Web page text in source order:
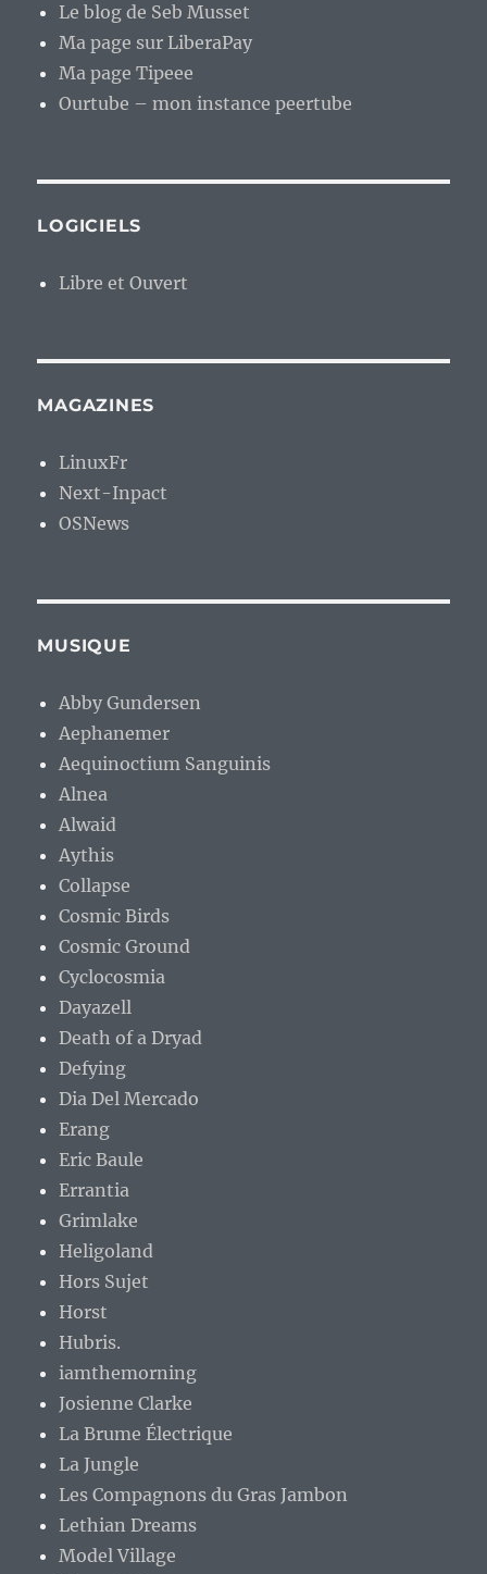
Le blog de Seb Musset
Ma page sur LiberaPay
Ma page Tipeee
Ourtube – mon instance peertube
LOGICIELS
Libre et Ouvert
MAGAZINES
LinuxFr
Next-Inpact
OSNews
MUSIQUE
Abby Gundersen
Aephanemer
Aequinoctium Sanguinis
Alnea
Alwaid
Aythis
Collapse
Cosmic Birds
Cosmic Ground
Cyclocosmia
Dayazell
Death of a Dryad
Defying
Dia Del Mercado
Erang
Eric Baule
Errantia
Grimlake
Heligoland
Hors Sujet
Horst
Hubris.
iamthemorning
Josienne Clarke
La Brume Électrique
La Jungle
Les Compagnons du Gras Jambon
Lethian Dreams
Model Village